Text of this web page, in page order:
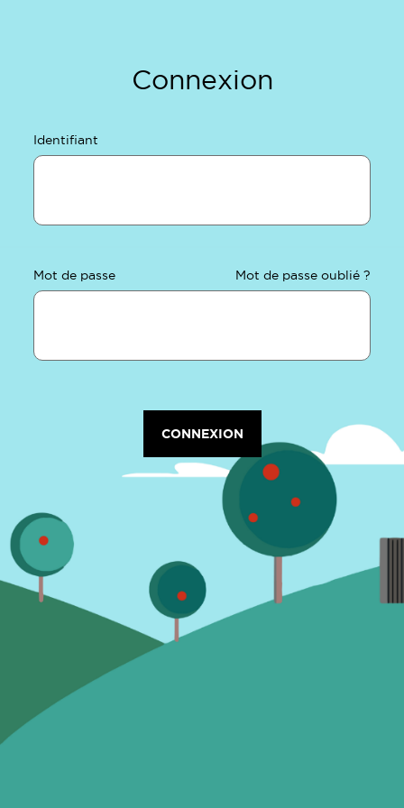
Connexion
Identifiant
Mot de passe Mot de passe oublié ?
CONNEXION